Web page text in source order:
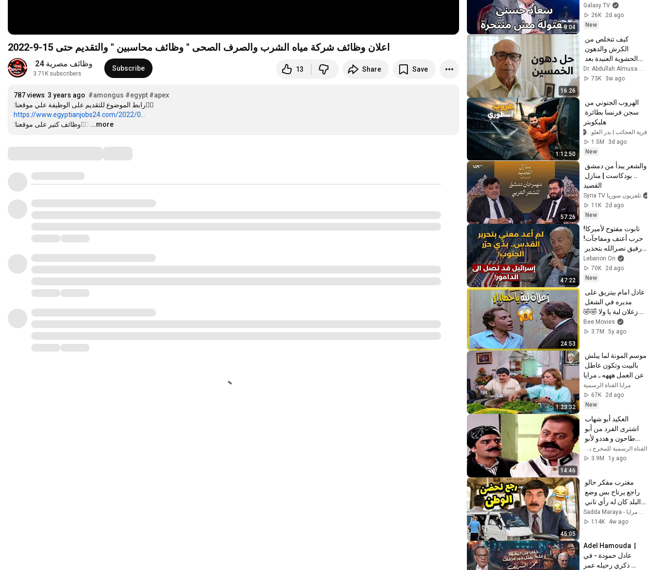
اعلان وظائف شركة مياه الشرب والصرف الصحى " وظائف محاسبين " والتقديم حتى 15-9-2022
وظائف مصرية 24
3.71K subscribers
Subscribe 13 Share Save
787 views 3 years ago #amongus #egypt #apex
https://www.egyptianjobs24.com/2022/0...
👈🏻وظائف كتير على موقعنا: …
...more
8:04
مانت.حرتش.. وكانت
ميتة قبل ما تترمي من
البلكونة!" 😱💣
Galaxy TV
26K
2d ago
New
16:26
سن الخمسين | د.
عبدالله الموسى
73K
3w ago
1:12:50
هليكوبتر
1.5M
3d ago
New
57:26
القصيد
Syria TV تلفزيون سوريا
11K
2d ago
New
47:22
تابوت مفتوح لأميركا!
حرب أعنف ومفاجآت!
خطير:هذا ما يحصل منذ
10 أيام على حدود
سوريا
Lebanon On
70K
2d ago
New
24:53
...زعلان لية يا ولا 🤣🤣
Bee Movies
3.7M
5y ago
1:23:32
عن العمل هههه ـ مرايا
مرايا القناة الرسمية
67K
2d ago
New
14:46
معي يا ندل
القناة الرسمية للمخرج بسام الملا
3.9M
1y ago
45:05
شوفو ملامح الصدمة
على وجهه يا حرام
Sadda Maraya - صدى مرايا
114K
4w ago
Adel Hamouda  |
عادل حمودة - في
ذكري رحيله عمر